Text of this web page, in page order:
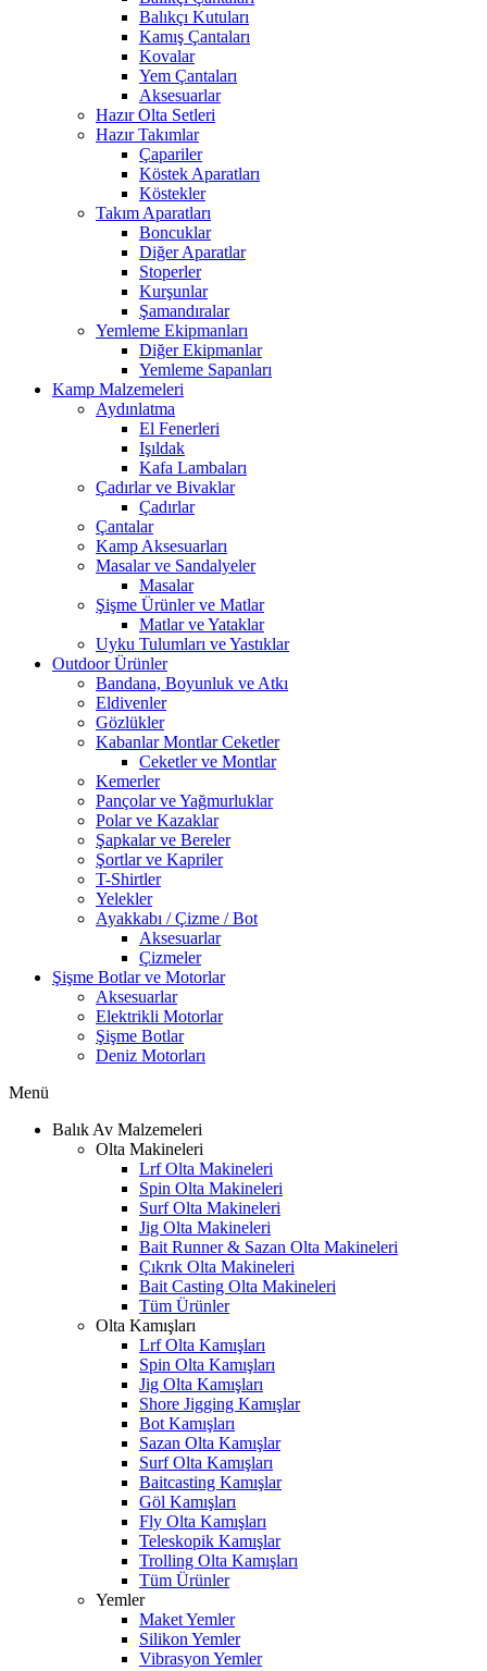
Balıkçı Kutuları
Kamış Çantaları
Kovalar
Yem Çantaları
Aksesuarlar
Hazır Olta Setleri
Hazır Takımlar
Çapariler
Köstek Aparatları
Köstekler
Takım Aparatları
Boncuklar
Diğer Aparatlar
Stoperler
Kurşunlar
Şamandıralar
Yemleme Ekipmanları
Diğer Ekipmanlar
Yemleme Sapanları
Kamp Malzemeleri
Aydınlatma
El Fenerleri
Işıldak
Kafa Lambaları
Çadırlar ve Bivaklar
Çadırlar
Çantalar
Kamp Aksesuarları
Masalar ve Sandalyeler
Masalar
Şişme Ürünler ve Matlar
Matlar ve Yataklar
Uyku Tulumları ve Yastıklar
Outdoor Ürünler
Bandana, Boyunluk ve Atkı
Eldivenler
Gözlükler
Kabanlar Montlar Ceketler
Ceketler ve Montlar
Kemerler
Pançolar ve Yağmurluklar
Polar ve Kazaklar
Şapkalar ve Bereler
Şortlar ve Kapriler
T-Shirtler
Yelekler
Ayakkabı / Çizme / Bot
Aksesuarlar
Çizmeler
Şişme Botlar ve Motorlar
Aksesuarlar
Elektrikli Motorlar
Şişme Botlar
Deniz Motorları
Menü
Balık Av Malzemeleri
Olta Makineleri
Lrf Olta Makineleri
Spin Olta Makineleri
Surf Olta Makineleri
Jig Olta Makineleri
Bait Runner & Sazan Olta Makineleri
Çıkrık Olta Makineleri
Bait Casting Olta Makineleri
Tüm Ürünler
Olta Kamışları
Lrf Olta Kamışları
Spin Olta Kamışları
Jig Olta Kamışları
Shore Jigging Kamışlar
Bot Kamışları
Sazan Olta Kamışlar
Surf Olta Kamışları
Baitcasting Kamışlar
Göl Kamışları
Fly Olta Kamışları
Teleskopik Kamışlar
Trolling Olta Kamışları
Tüm Ürünler
Yemler
Maket Yemler
Silikon Yemler
Vibrasyon Yemler